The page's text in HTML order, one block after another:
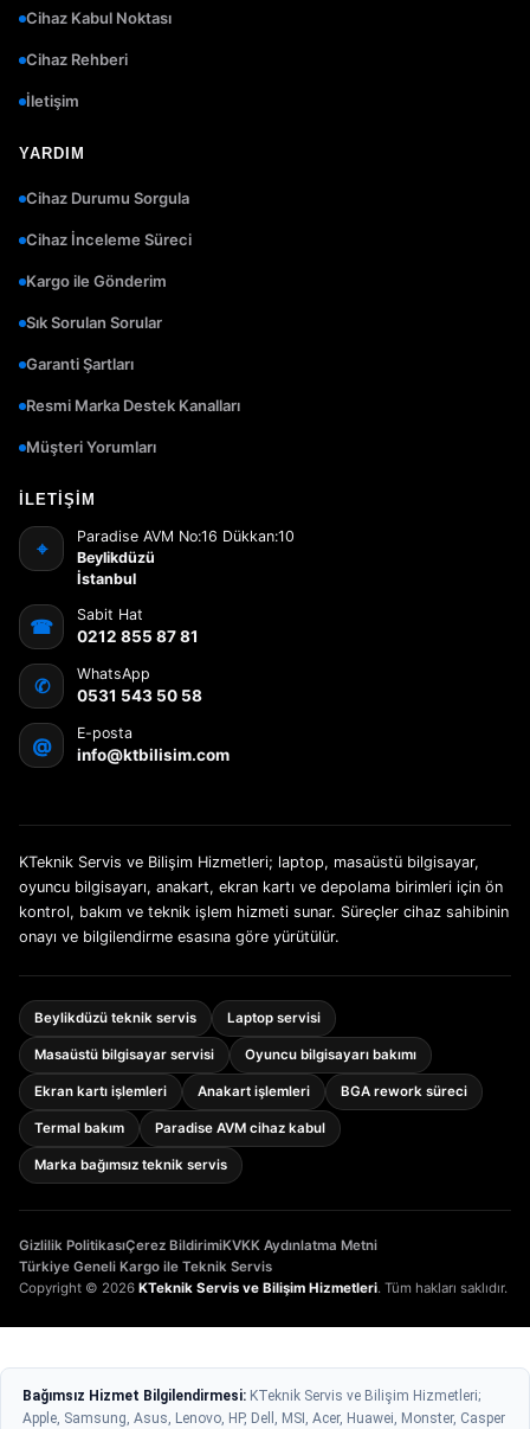
Cihaz Kabul Noktası
Cihaz Rehberi
İletişim
YARDIM
Cihaz Durumu Sorgula
Cihaz İnceleme Süreci
Kargo ile Gönderim
Sık Sorulan Sorular
Garanti Şartları
Resmi Marka Destek Kanalları
Müşteri Yorumları
İLETIŞIM
⌖
Paradise AVM No:16 Dükkan:10
Beylikdüzü
İstanbul
☎
Sabit Hat
0212 855 87 81
✆
WhatsApp
0531 543 50 58
@
E-posta
info@ktbilisim.com
KTeknik Servis ve Bilişim Hizmetleri; laptop, masaüstü bilgisayar,
oyuncu bilgisayarı, anakart, ekran kartı ve depolama birimleri için ön
kontrol, bakım ve teknik işlem hizmeti sunar. Süreçler cihaz sahibinin
onayı ve bilgilendirme esasına göre yürütülür.
Beylikdüzü teknik servis Laptop servisi
Masaüstü bilgisayar servisi Oyuncu bilgisayarı bakımı
Ekran kartı işlemleri Anakart işlemleri BGA rework süreci
Termal bakım Paradise AVM cihaz kabul
Marka bağımsız teknik servis
Copyright © 2026 KTeknik Servis ve Bilişim Hizmetleri. Tüm hakları saklıdır.
Gizlilik PolitikasıÇerez BildirimiKVKK Aydınlatma Metni
Türkiye Geneli Kargo ile Teknik Servis
Bağımsız Hizmet Bilgilendirmesi: KTeknik Servis ve Bilişim Hizmetleri;
Apple, Samsung, Asus, Lenovo, HP, Dell, MSI, Acer, Huawei, Monster, Casper